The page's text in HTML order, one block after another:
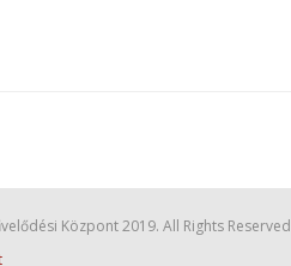
Központ 2019. All Rights Reserved